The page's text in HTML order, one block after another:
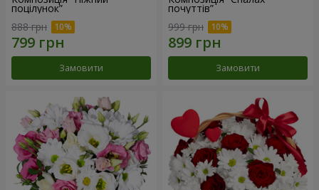
поцілунок”
888 грн
Замовити
почуттів”
999 грн
Замовити